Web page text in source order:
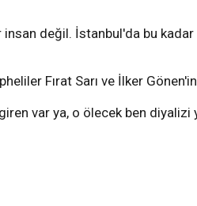
insan değil. İstanbul'da bu
Fırat Sarı ve İlker
var ya, o ölecek ben